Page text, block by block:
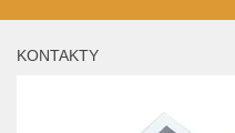
KONTAKTY